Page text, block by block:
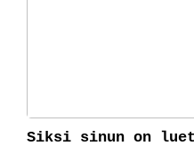
Siksi sinun on